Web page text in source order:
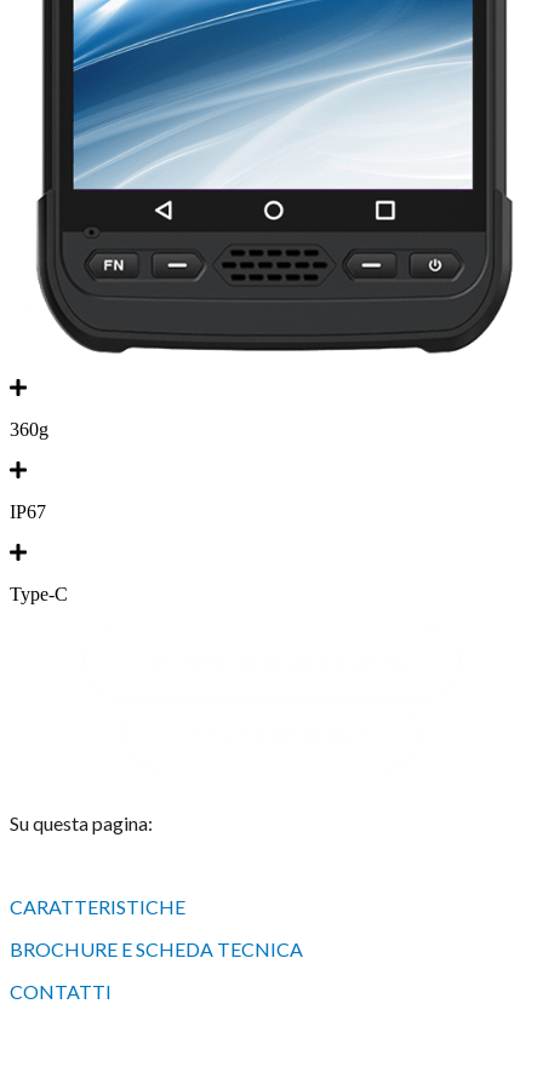
360g
IP67
Type-C
Su questa pagina:
CARATTERISTICHE
BROCHURE E SCHEDA TECNICA
CONTATTI